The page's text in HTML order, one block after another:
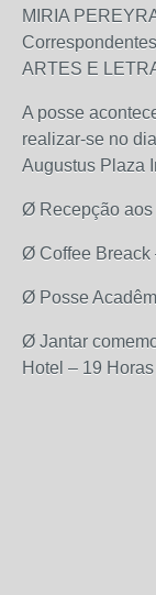
MIRIA
ARTES E
A posse
realizar-se no
Augustus Plaza
Ø Recepção
Ø Coffee Breack
Ø Posse
Ø Jantar
Hotel – 19 Horas